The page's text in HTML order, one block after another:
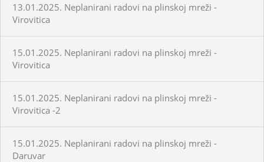
13.01.2025. Neplanirani radovi na plinskoj mreži -
Virovitica
15.01.2025. Neplanirani radovi na plinskoj mreži -
Virovitica
15.01.2025. Neplanirani radovi na plinskoj mreži -
Virovitica -2
15.01.2025. Neplanirani radovi na plinskoj mreži -
Daruvar